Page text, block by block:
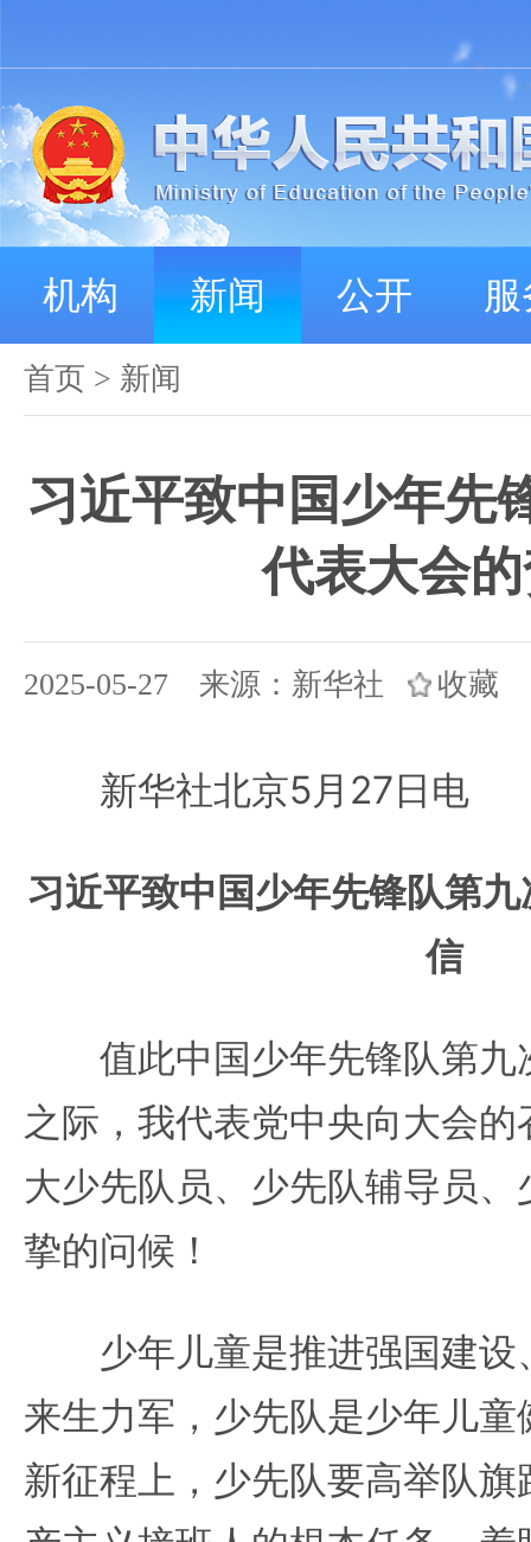
机构 新闻 公开
首页 > 新闻
习近平致中国少年先
代表大会
2025-05-27 来源：新华社 收藏
新华社北京5月27日电
习近平致中国少年先锋队第
信
值此中国少年先锋队第九
之际，我代表党中央向大会
大少先队员、少先队辅导员
挚的问候！
少年儿童是推进强国建设
来生力军，少先队是少年儿
新征程上，少先队要高举队